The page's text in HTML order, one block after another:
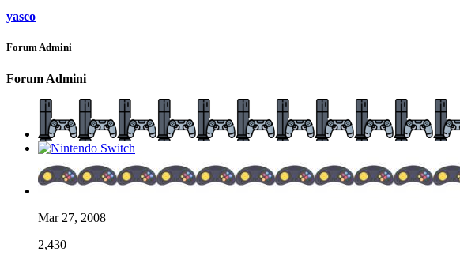
yasco
Forum Admini
Forum Admini
Mar 27, 2008
2,430